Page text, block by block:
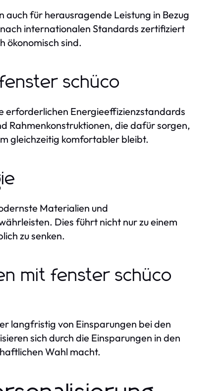
für herausragende Leistung in Bezug
internationalen Standards zertifiziert
ökonomisch sind.
schüco
erforderlichen Energieeffizienzstandards
Rahmenkonstruktionen, die dafür sorgen,
gleichzeitig komfortabler bleibt.
Materialien und
Dies führt nicht nur zu einem
zu senken.
mit fenster schüco
langfristig von Einsparungen bei den
sich durch die Einsparungen in den
Wahl macht.